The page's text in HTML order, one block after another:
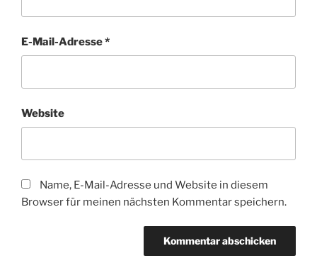
E-Mail-Adresse*
Website
Name, E-Mail-Adresse und Website in diesem
Browser für meinen nächsten Kommentar speichern.